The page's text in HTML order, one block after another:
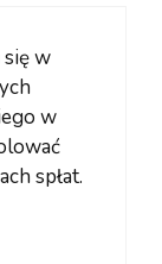
się w
w
spłat.